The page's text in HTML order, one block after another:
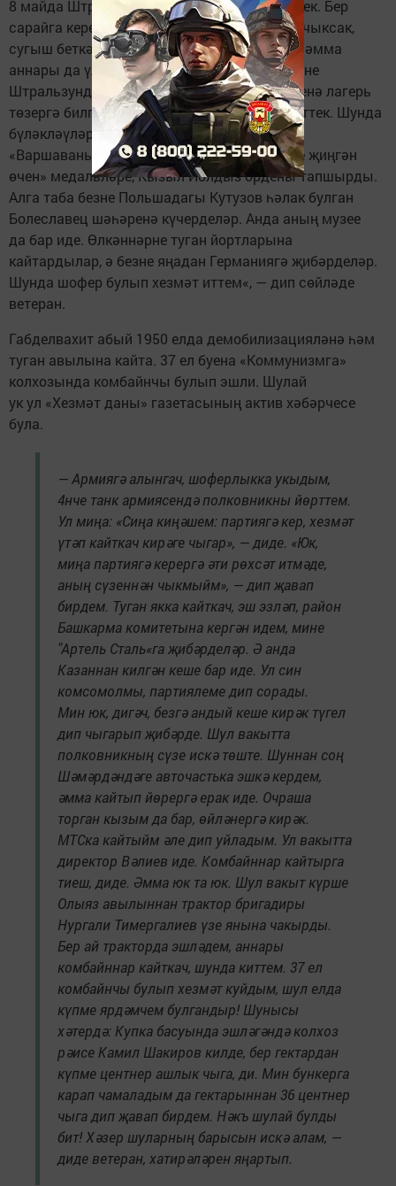
8 майда Штральзунд шәһәренә барып җиттек. Бер
сарайга кереп йокладык, иртә белән торып чыксак,
сугыш беткән, диделәр. И-и, андагы сөенеч, әмма
аннары да үлүчеләр булды. Шуннан соң безне
Штральзундтан 20 чакрым читтә, урман эченә лагерь
төзергә билгеләделәр. Анда 1-2 ай хезмәт иттек. Шунда
бүләкләүләр дә булды, бригада командиры
«Варшаваны азат иткән өчен», «Германияне җиңгән
өчен» медальләре, Кызыл Йолдыз ордены тапшырды.
Алга таба безне Польшадагы Кутузов һәлак булган
Болеславец шәһәренә күчерделәр. Анда аның музее
да бар иде. Өлкәннәрне туган йортларына
кайтардылар, ә безне яңадан Германиягә җибәрделәр.
Шунда шофер булып хезмәт иттем«, — дип сөйләде
ветеран.
Габделвахит абый 1950 елда демобилизацияләнә һәм
туган авылына кайта. 37 ел буена «Коммунизмга»
колхозында комбайнчы булып эшли. Шулай
ук ул «Хезмәт даны» газетасының актив хәбәрчесе
була.
— Армиягә алынгач, шоферлыкка укыдым,
4нче танк армиясендә полковникны йөрттем.
Ул миңа: «Сиңа киңәшем: партиягә кер, хезмәт
үтәп кайткач кирәге чыгар», — диде. «Юк,
миңа партиягә керергә әти рөхсәт итмәде,
аның сүзеннән чыкмыйм», — дип җавап
бирдем. Туган якка кайткач, эш эзләп, район
Башкарма комитетына кергән идем, мине
"Артель Сталь«га җибәрделәр. Ә анда
Казаннан килгән кеше бар иде. Ул син
комсомолмы, партиялеме дип сорады.
Мин юк, дигәч, безгә андый кеше кирәк түгел
дип чыгарып җибәрде. Шул вакытта
полковникның сүзе искә төште. Шуннан соң
Шәмәрдәндәге авточастька эшкә кердем,
әмма кайтып йөрергә ерак иде. Очраша
торган кызым да бар, өйләнергә кирәк.
МТСка кайтыйм әле дип уйладым. Ул вакытта
директор Вәлиев иде. Комбайннар кайтырга
тиеш, диде. Әмма юк та юк. Шул вакыт күрше
Олыяз авылыннан трактор бригадиры
Нургали Тимергалиев үзе янына чакырды.
Бер ай тракторда эшләдем, аннары
комбайннар кайткач, шунда киттем. 37 ел
комбайнчы булып хезмәт куйдым, шул елда
күпме ярдәмчем булгандыр! Шунысы
хәтердә: Купка басуында эшләгәндә колхоз
рәисе Камил Шакиров килде, бер гектардан
күпме центнер ашлык чыга, ди. Мин бункерга
карап чамаладым да гектарыннан 36 центнер
чыга дип җавап бирдем. Нәкъ шулай булды
бит! Хәзер шуларның барысын искә алам, —
диде ветеран, хатирәләрен яңартып.